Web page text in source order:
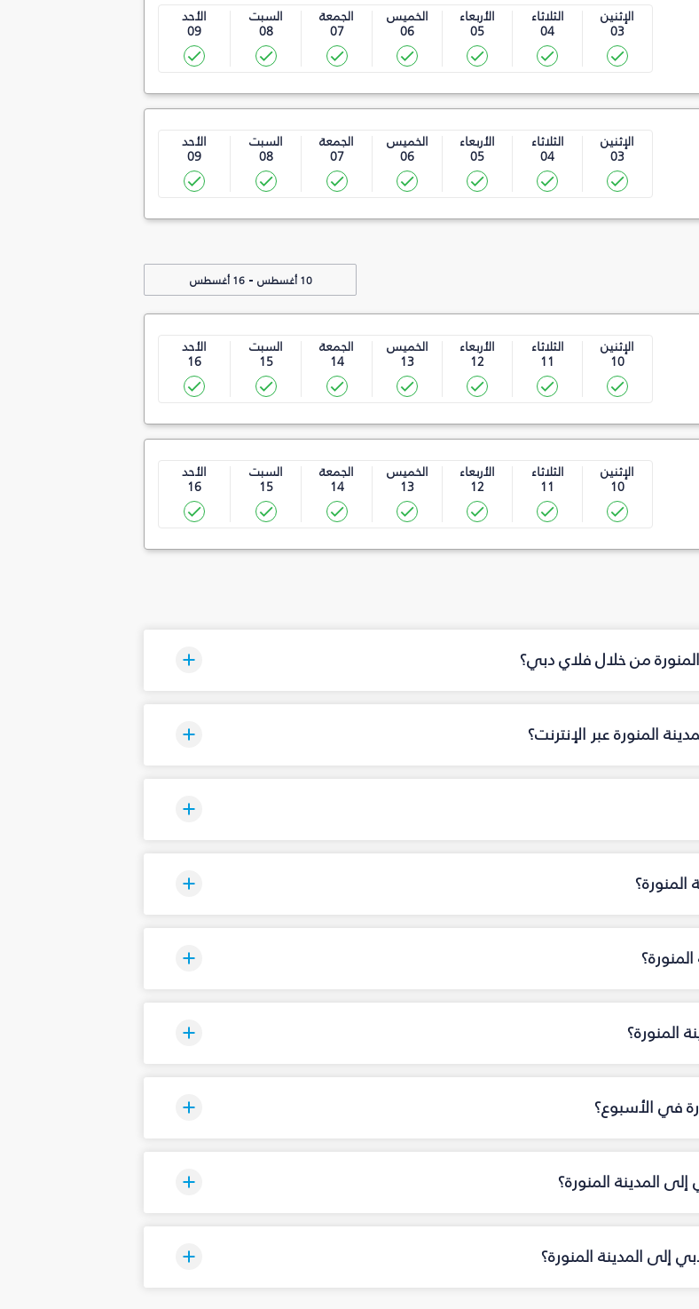
الإثنين
03
الثلاثاء
04
الأربعاء
05
الخميس
06
الجمعة
07
السبت
08
الأحد
09
الإثنين
03
الثلاثاء
04
الأربعاء
05
الخميس
06
الجمعة
07
السبت
08
الأحد
09
10 أغسطس -16 أغسطس
الإثنين
10
الثلاثاء
11
الأربعاء
12
الخميس
13
الجمعة
14
السبت
15
الأحد
16
الإثنين
10
الثلاثاء
11
الأربعاء
12
الخميس
13
الجمعة
14
السبت
15
الأحد
16
من خلال فلاي دبي؟
المنورة عبر الإنترنت؟
المنورة؟
في الأسبوع؟
المدينة المنورة؟
إلى المدينة المنورة؟